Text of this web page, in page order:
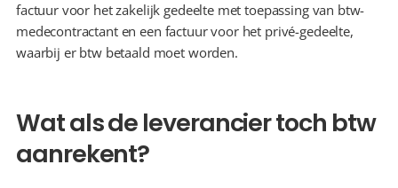
factuur voor het zakelijk gedeelte met toepassing van btw-
medecontractant en een factuur voor het privé-gedeelte,
waarbij er btw betaald moet worden.
Wat als de leverancier toch btw
aanrekent?